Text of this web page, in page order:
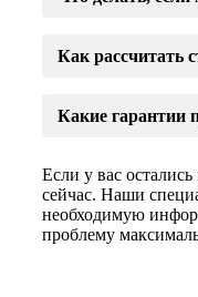
Как рассчитать
Какие гарантии
Если у вас
сейчас. Наши
необходимую
проблему